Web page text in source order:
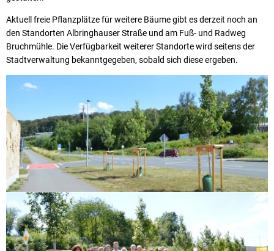
Aktuell freie Pflanzplätze für weitere Bäume gibt es derzeit noch an
den Standorten Albringhauser Straße und am Fuß- und Radweg
Bruchmühle. Die Verfügbarkeit weiterer Standorte wird seitens der
Stadtverwaltung bekanntgegeben, sobald sich diese ergeben.